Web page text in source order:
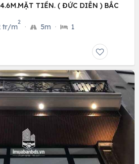
TIỀN. ( ĐỨC DIỄN ) BẮC
tr/m
2
· 5m · 1